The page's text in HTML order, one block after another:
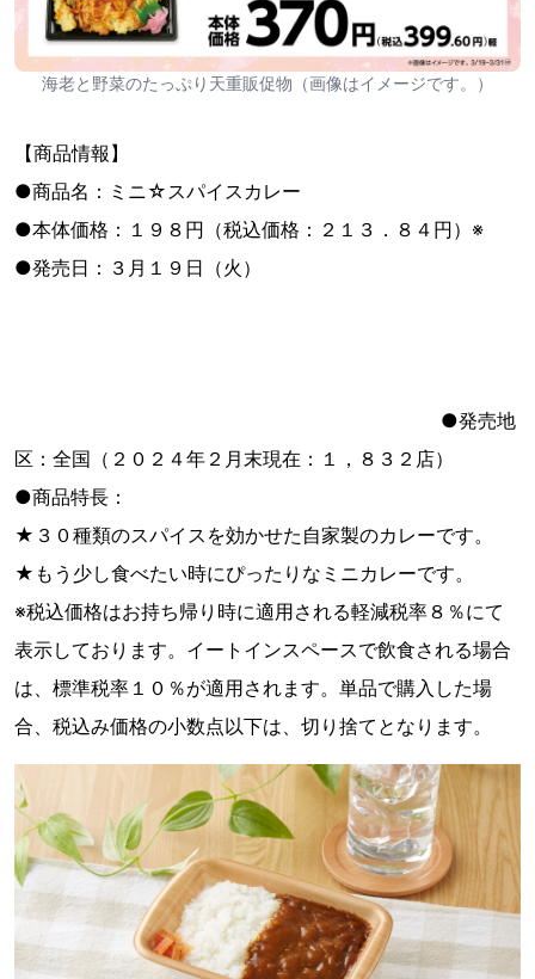
海老と野菜のたっぷり天重販促物（画像はイメージです。）
【商品情報】
●商品名：ミニ☆スパイスカレー
●本体価格：１９８円（税込価格：２１３．８４円）※
●発売日：３月１９日（火）
●発売地
区：全国（２０２４年２月末現在：１，８３２店）
●商品特長：
★３０種類のスパイスを効かせた自家製のカレーです。
★もう少し食べたい時にぴったりなミニカレーです。
※税込価格はお持ち帰り時に適用される軽減税率８％にて
表示しております。イートインスペースで飲食される場合
は、標準税率１０％が適用されます。単品で購入した場
合、税込み価格の小数点以下は、切り捨てとなります。